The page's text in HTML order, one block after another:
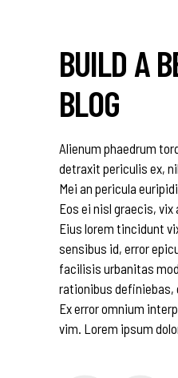
BUILD A
BLOG
Alienum phaedrum
detraxit periculis ex,
Mei an pericula
Eos ei nisl graecis,
Eius lorem tincidunt
sensibus id, error
facilisis urbanitas
rationibus definiebas,
Ex error omnium
vim. Lorem ipsum